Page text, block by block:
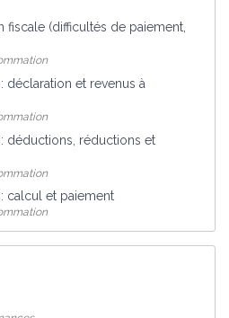
fiscale (difficultés de paiement,
déclaration et revenus à
déductions, réductions et
calcul et paiement